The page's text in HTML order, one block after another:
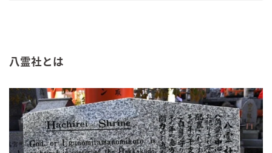
八霊社とは